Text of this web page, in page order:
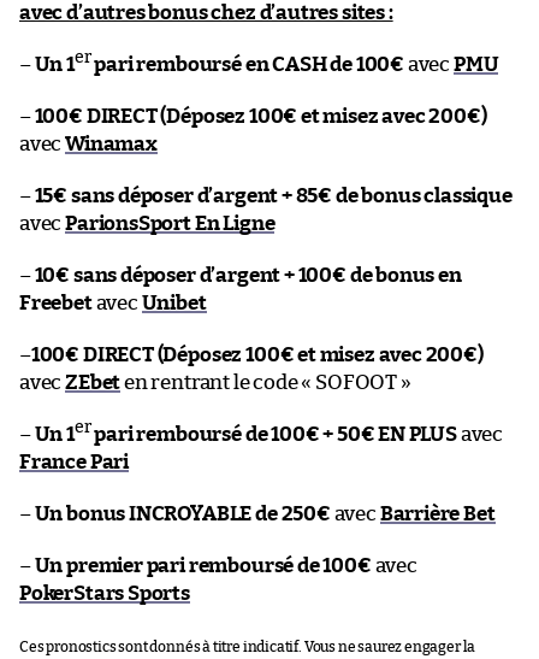
avec d’autres bonus chez d’autres sites :
–Un 1erpari remboursé en CASH de 100€ avec PMU
–100€ DIRECT (Déposez 100€ et misez avec 200€)
avecWinamax
–15€ sans déposer d’argent + 85€ de bonus classique
avecParionsSport En Ligne
–10€ sans déposer d’argent + 100€ de bonus en
Freebetavec Unibet
–100€ DIRECT (Déposez 100€ et misez avec 200€)
avecZEbeten rentrant le code « SOFOOT »
–Un 1erpari remboursé de 100€ + 50€ EN PLUSavec
France Pari
–Un bonus INCROYABLE de 250€ avec Barrière Bet
–Un premier pari remboursé de 100€ avec
PokerStars Sports
Ces pronostics sont donnés à titre indicatif. Vous ne saurez engager la